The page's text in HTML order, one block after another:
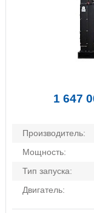
1 647
Производитель:
Мощность:
Тип запуска:
Двигатель: